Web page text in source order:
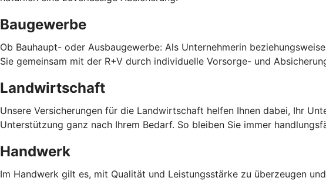
Baugewerbe
Ob Bauhaupt- oder Ausbaugewerbe: Als Unternehmerin
Sie gemeinsam mit der R+V durch individuelle Vorsorge- und
Landwirtschaft
Unsere Versicherungen für die Landwirtschaft helfen Ihnen dabei, Ihr
Unterstützung ganz nach Ihrem Bedarf. So bleiben Sie immer
Handwerk
Im Handwerk gilt es, mit Qualität und Leistungsstärke zu überzeugen